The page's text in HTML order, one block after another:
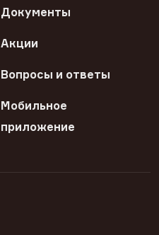
Документы
Акции
Вопросы и ответы
Мобильное
приложение